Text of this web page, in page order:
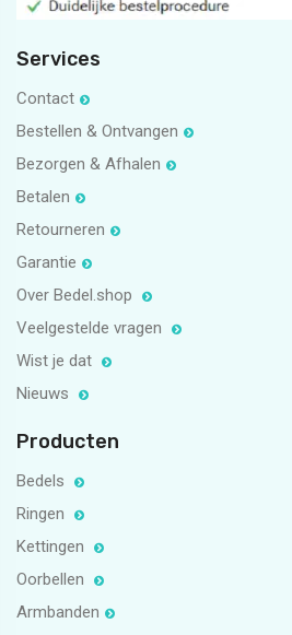
Services
Contact
Bestellen & Ontvangen
Bezorgen & Afhalen
Betalen
Retourneren
Garantie
Over Bedel.shop
Veelgestelde vragen
Wist je dat
Nieuws
Producten
Bedels
Ringen
Kettingen
Oorbellen
Armbanden